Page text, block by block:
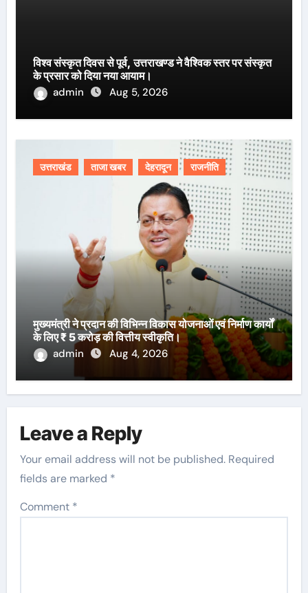
विश्व संस्कृत दिवस से पूर्व, उत्तराखण्ड ने वैश्विक स्तर पर संस्कृत
के प्रसार को दिया नया आयाम।
admin
Aug 5, 2026
उत्तराखंड ताजा खबर देहरादून राजनीति
मुख्यमंत्री ने प्रदान की विभिन्न विकास योजनाओं एवं निर्माण कार्यों
के लिए ₹ 5 करोड़ की वित्तीय स्वीकृति।
admin
Aug 4, 2026
Leave a Reply
Your email address will not be published. Required
fields are marked *
Comment *